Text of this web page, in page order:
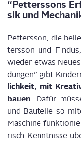
“Pet­ters­sons
sik und
Pet­ters­son, die
ters­son und
wie­der etwas
dun­gen” gibt
lich­keit, mit
bau­en. Dafür
und Bau­tei­le so
Maschi­ne
risch Kennt­nis­se